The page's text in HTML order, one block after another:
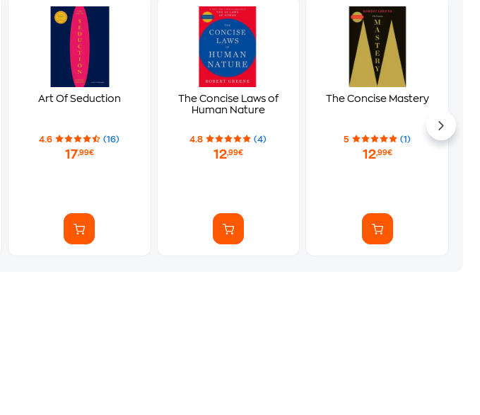
Art Of Seduction
4.6 (16)
17,99€
The Concise Laws of
Human Nature
4.8 (4)
12,99€
The Concise Mastery
5 (1)
12,99€